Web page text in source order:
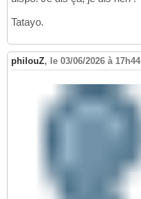
Tatayo.
philouZ, le 03/06/2026 à 17h44